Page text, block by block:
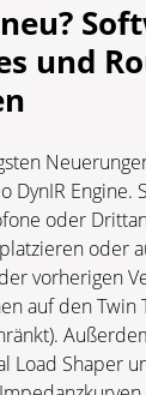
und
DynIR Engine.
oder
oder
vorherigen
auf den Twin
Load Shaper